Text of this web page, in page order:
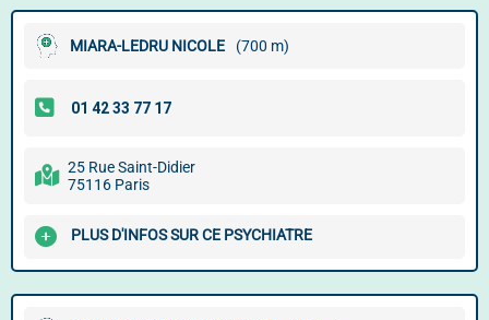
MIARA-LEDRU NICOLE (700 m)
25 Rue Saint-Didier
75116 Paris
PLUS D'INFOS SUR CE PSYCHIATRE